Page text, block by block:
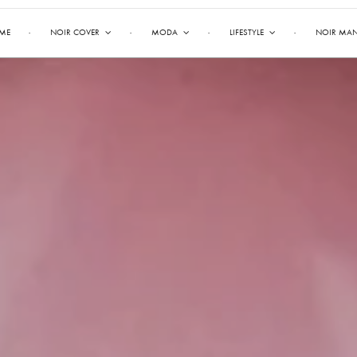
NOIR COVER MODA LIFESTYLE NOIR